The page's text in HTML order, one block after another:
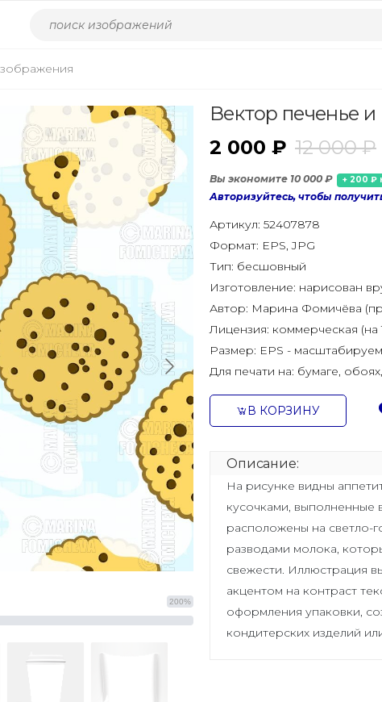
200%
Вектор печенье
2 000 ₽ 12 000 ₽
Вы экономите 10 000 ₽ + 200 ₽
Авторизуйтесь, чтобы
Артикул: 52407878
Формат: EPS, JPG
Тип: бесшовный
Изготовление: нарисован
Автор: Марина Фомичёва
Лицензия: коммерческая (на
Размер: EPS -
Для печати на: бумаге,
В КОРЗИНУ
Описание:
На рисунке видны
кусочками, выполненные
расположены на светло-
разводами молока,
свежести. Иллюстрация
акцентом на контраст
оформления упаковки,
кондитерских изделий